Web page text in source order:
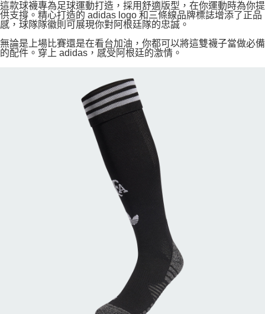
這款球襪專為足球運動打造，採用舒適版型，在你運動時為你提
供支撐。精心打造的 adidas logo 和三條線品牌標誌增添了正品
感，球隊隊徽則可展現你對阿根廷隊的忠誠。
無論是上場比賽還是在看台加油，你都可以將這雙襪子當做必備
的配件。穿上 adidas，感受阿根廷的激情。